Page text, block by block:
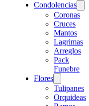
Condolencias
Coronas
Cruces
Mantos
Lagrimas
Arreglos
Pack
Funebre
Flores
Tulipanes
Orquideas